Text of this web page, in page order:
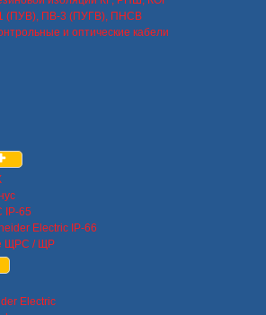
(ПУВ), ПВ-3 (ПУГВ), ПНСВ
и оптические кабели
IP-65
Electric IP-66
ЩРС / ЩР
Electric